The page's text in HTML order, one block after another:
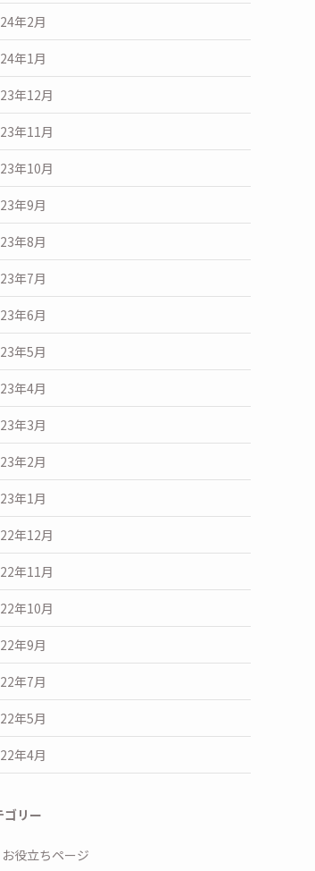
年2月
年1月
年12月
年11月
年10月
年9月
年8月
年7月
年6月
年5月
年4月
年3月
年2月
年1月
年12月
年11月
年10月
年9月
年7月
年5月
年4月
ゴリー
お役立ちページ